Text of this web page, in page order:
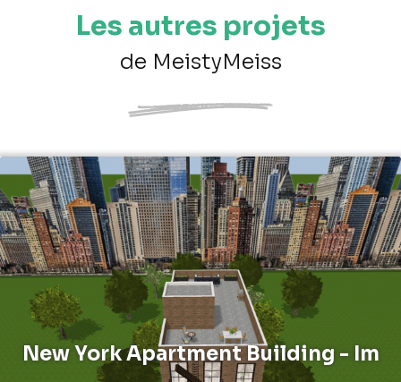
Les autres projets
de MeistyMeiss
New York Apartment Building - Im